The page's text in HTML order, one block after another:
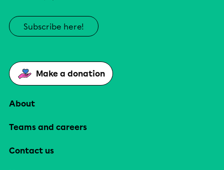
Subscribe here!
Make a donation
About
Teams and careers
Contact us